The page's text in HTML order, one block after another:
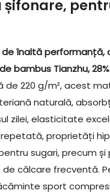
înaltă performanță,
bambus Tianzhu,
de 220 g/m², acest
naturală,
zilei, elasticitate
proprietăți
sugari, precum
de călcare
sport